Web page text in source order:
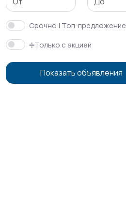
Срочно | Топ-предложение
➗Только с акцией
Показать объявления